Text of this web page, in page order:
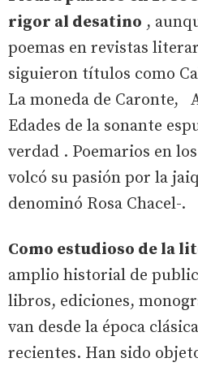
rigor al desatino ,
poemas en revistas
siguieron títulos como
La moneda de Caronte,
Edades de la sonante
verdad . Poemarios en
volcó su pasión por la
denominó Rosa Chacel-.
Como estudioso de la
amplio historial de
libros, ediciones,
van desde la época
recientes. Han sido